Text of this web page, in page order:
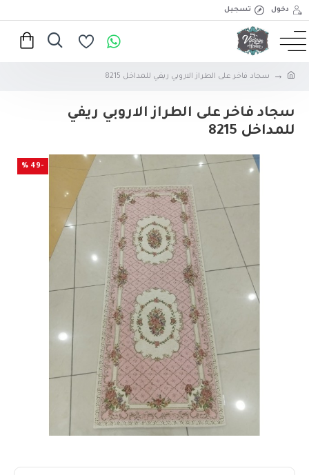
دخول تسجيل
سجاد فاخر على الطراز الاروبي ريفي للمداخل 8215
سجاد فاخر على الطراز الاروبي ريفي
للمداخل 8215
-49 %